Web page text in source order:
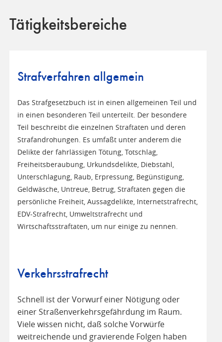
Tätigkeitsbereiche
Strafverfahren allgemein
Das Strafgesetzbuch ist in einen allgemeinen Teil und
in einen besonderen Teil unterteilt. Der besondere
Teil beschreibt die einzelnen Straftaten und deren
Strafandrohungen. Es umfaßt unter anderem die
Delikte der fahrlässigen Tötung, Totschlag,
Freiheitsberaubung, Urkundsdelikte, Diebstahl,
Unterschlagung, Raub, Erpressung, Begünstigung,
Geldwäsche, Untreue, Betrug, Straftaten gegen die
persönliche Freiheit, Aussagdelikte, Internetstrafrecht,
EDV-Strafrecht, Umweltstrafrecht und
Wirtschaftsstraftaten, um nur einige zu nennen.
Verkehrsstrafrecht
Schnell ist der Vorwurf einer Nötigung oder
einer Straßenverkehrsgefährdung im Raum.
Viele wissen nicht, daß solche Vorwürfe
weitreichende und gravierende Folgen haben